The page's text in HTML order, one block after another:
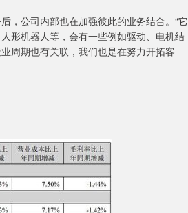
公司内部也在加强彼此的业务结合。“它
形机器人等，会有一些例如驱动、电机结
周期也有关联，我们也是在努力开拓客